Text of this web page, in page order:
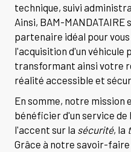
technique, suivi
Ainsi, BAM-
partenaire idéal pour
l'acquisition d'un véhicule
transformant ainsi votre
réalité accessible et
En somme, notre mission
bénéficier d'un service
l'accent sur la sécurité, la
Grâce à notre savoir-faire